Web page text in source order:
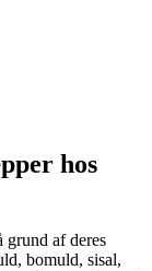
hos
af deres
bomuld, sisal,